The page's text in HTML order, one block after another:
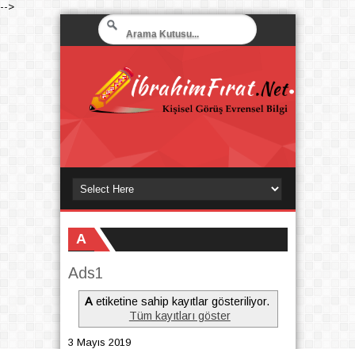
-->
A
Ads1
A etiketine sahip kayıtlar gösteriliyor.
Tüm kayıtları göster
3 Mayıs 2019